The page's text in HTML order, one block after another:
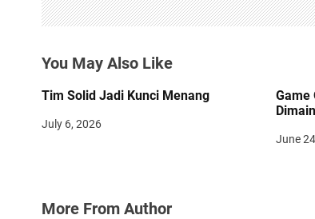
g
t
i
You May Also Like
Tim Solid Jadi Kunci Menang
July 6, 2026
Game
June
More From Author